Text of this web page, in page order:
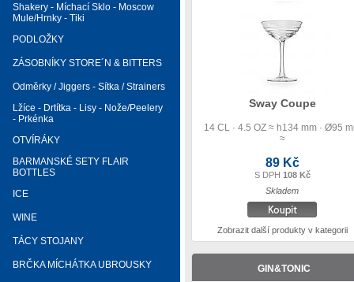
Shakery - Míchací Sklo - Moscow
Mule/Hrnky - Tiki
PODLOŽKY
ZÁSOBNÍKY STORE´N & BITTERS
Odměrky / Jiggers - Sítka / Strainers
Lžíce - Drtítka - Lisy - Nože/Peelery
- Prkénka
OTVÍRÁKY
BARMANSKÉ SETY FLAIR
BOTTLES
ICE
WINE
TÁCY STOJANY
BRČKA MÍCHÁTKA UBROUSKY
Sway Coupe
14 CL · 4.5 OZ ≈ h134 mm · Ø95
≈
89 Kč
S DPH 108 Kč
Skladem
Zobrazit další produkty v kategorii
GIN&TONIC